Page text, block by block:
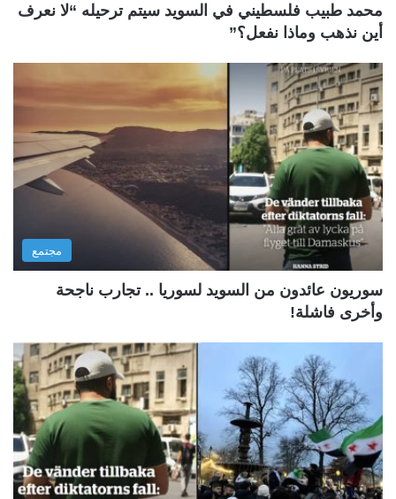
محمد طبيب فلسطيني في السويد سيتم ترحيله “لا نعرف
أين نذهب وماذا نفعل؟”
مجتمع
سوريون عائدون من السويد لسوريا .. تجارب ناجحة
وأخرى فاشلة!